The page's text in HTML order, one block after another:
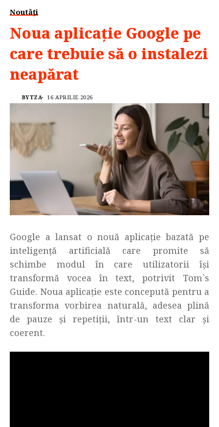
Noutăți
Noua aplicație Google pe
care trebuie să o instalezi
neapărat
BYTZA 16 APRILIE 2026
Google a lansat o nouă aplicație bazată pe
inteligență artificială care promite să
schimbe modul în care utilizatorii își
transformă vocea în text, potrivit Tom`s
Guide. Noua aplicație este concepută pentru a
transforma vorbirea naturală, adesea plină
de pauze și repetiții, într-un text clar și
coerent.